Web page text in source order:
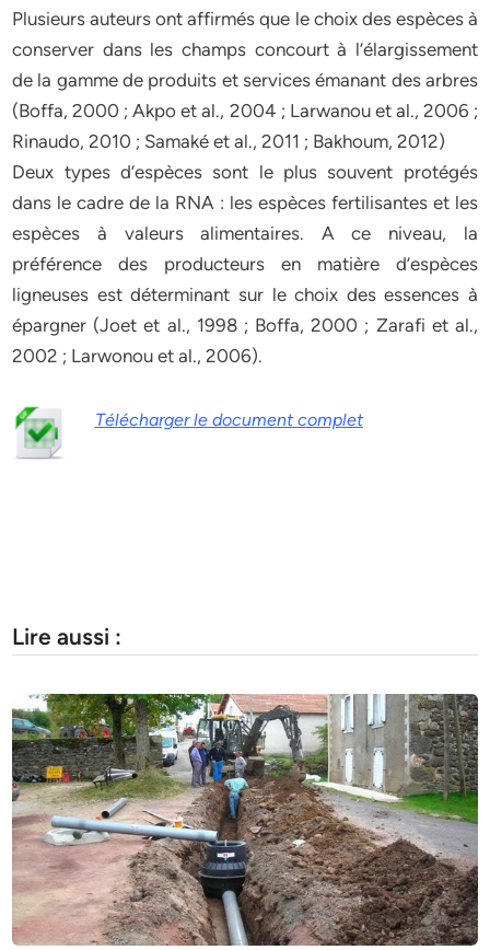
Plusieurs auteurs ont affirmés que le choix des espèces à
conserver dans les champs concourt à l’élargissement
de la gamme de produits et services émanant des arbres
(Boffa, 2000 ; Akpo et al., 2004 ; Larwanou et al., 2006 ;
Rinaudo, 2010 ; Samaké et al., 2011 ; Bakhoum, 2012)
Deux types d’espèces sont le plus souvent protégés
dans le cadre de la RNA : les espèces fertilisantes et les
espèces à valeurs alimentaires. A ce niveau, la
préférence des producteurs en matière d’espèces
ligneuses est déterminant sur le choix des essences à
épargner (Joet et al., 1998 ; Boffa, 2000 ; Zarafi et al.,
2002 ; Larwonou et al., 2006).
Télécharger le document complet
Lire aussi :